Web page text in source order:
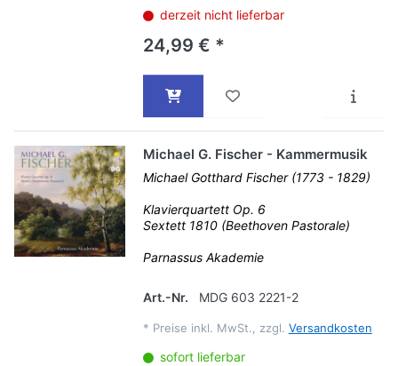
derzeit nicht lieferbar
24,99 € *
Michael G. Fischer - Kammermusik
Michael Gotthard Fischer (1773 - 1829)
Klavierquartett Op. 6
Sextett 1810 (Beethoven Pastorale)
Parnassus Akademie
Art.-Nr. MDG 603 2221-2
* Preise inkl. MwSt., zzgl. Versandkosten
sofort lieferbar